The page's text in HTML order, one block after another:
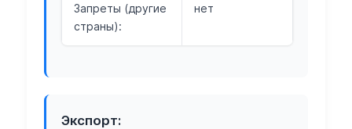
Запреты (другие
страны):
нет
Экспорт: